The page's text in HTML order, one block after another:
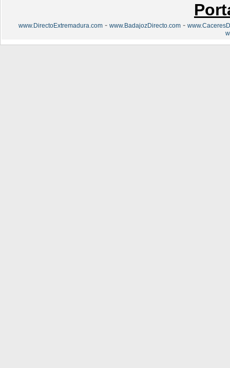
www.DirectoExtremadura.com - www.BadajozDirecto.com -